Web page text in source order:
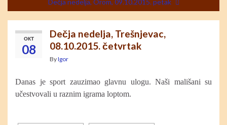
Dečja nedelja, Orom, 09.10.2015. petak
ОКТ
08
Dečja nedelja, Trešnjevac,
08.10.2015. četvrtak
ByIgor
Danas je sport zauzimao glavnu ulogu. Naši mališani su
učestvovali u raznim igrama loptom.